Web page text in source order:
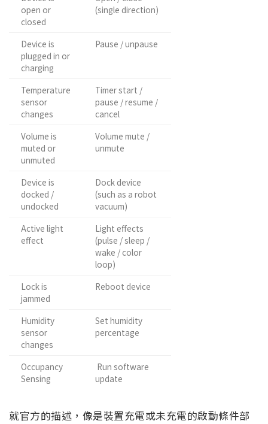
open or
closed
(single direction)
Device is
plugged in or
charging
Pause / unpause
Temperature
sensor
changes
Timer start /
pause / resume /
cancel
Volume is
muted or
unmuted
Volume mute /
unmute
Device is
docked /
undocked
Dock device
(such as a robot
vacuum)
Active light
effect
Light effects
(pulse / sleep /
wake / color
loop)
Lock is
jammed
Reboot device
Humidity
sensor
changes
Set humidity
percentage
Occupancy
Sensing
Run software
update
就官方的描述，像是裝置充電或未充電的啟動條件部